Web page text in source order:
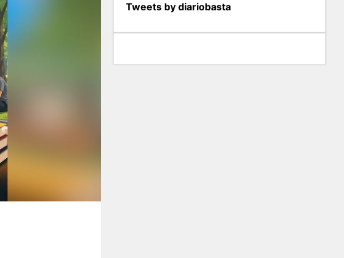
Tweets by diariobasta